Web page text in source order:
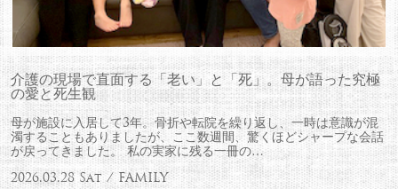
介護の現場で直面する「老い」と「死」。母が語った究極
の愛と死生観
母が施設に入居して3年。骨折や転院を繰り返し、一時は意識が混
濁することもありましたが、ここ数週間、驚くほどシャープな会話
が戻ってきました。 私の実家に残る一冊の…
2026.03.28 Sat / FAMILY